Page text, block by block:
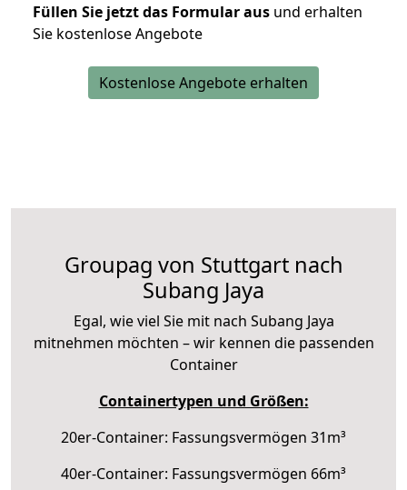
Füllen Sie jetzt das Formular aus und erhalten
Sie kostenlose Angebote
Kostenlose Angebote erhalten
Groupag von Stuttgart nach
Subang Jaya
Egal, wie viel Sie mit nach Subang Jaya
mitnehmen möchten – wir kennen die passenden
Container
Containertypen und Größen:
20er-Container: Fassungsvermögen 31m³
40er-Container: Fassungsvermögen 66m³